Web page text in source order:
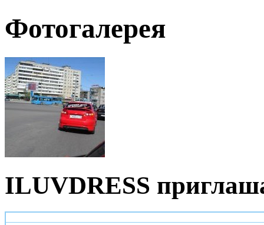
Фотогалерея
ILUVDRESS